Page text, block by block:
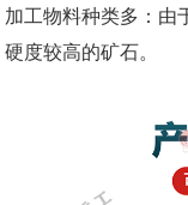
加工物料种类多：由
硬度较高的矿石。